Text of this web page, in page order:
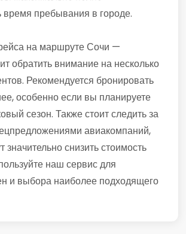
время пребывания в городе.
на маршруте Сочи —
обратить внимание на несколько
Рекомендуется бронировать
особенно если вы планируете
сезон. Также стоит следить за
авиакомпаний,
значительно снизить стоимость
наш сервис для
и выбора наиболее подходящего